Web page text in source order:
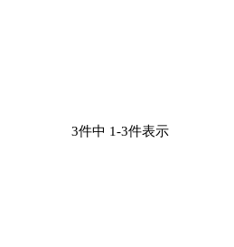
3件中 1-3件表示